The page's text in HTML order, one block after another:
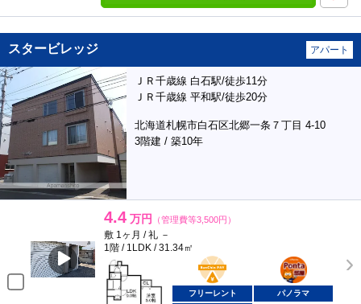
スタービレッジ アパート
ＪＲ千歳線 白石駅/徒歩11分
ＪＲ千歳線 平和駅/徒歩20分
北海道札幌市白石区北郷一条７丁目 4-10
3階建 / 築10年
4.4 万円 （管理費等3,500円）
敷 1ヶ月 / 礼 －
1階 / 1LDK / 31.34㎡
BunChinPAY
ポンタ
部屋
フリーレント
パノラマ